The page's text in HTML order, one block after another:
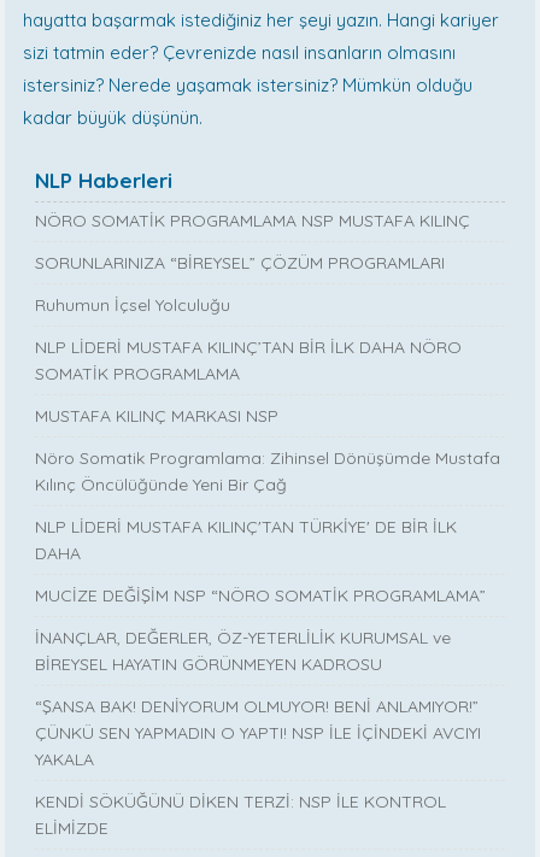
hayatta başarmak istediğiniz her şeyi yazın. Hangi kariyer
sizi tatmin eder? Çevrenizde nasıl insanların olmasını
istersiniz? Nerede yaşamak istersiniz? Mümkün olduğu
kadar büyük düşünün.
NLP Haberleri
NÖRO SOMATİK PROGRAMLAMA NSP MUSTAFA KILINÇ
SORUNLARINIZA “BİREYSEL” ÇÖZÜM PROGRAMLARI
Ruhumun İçsel Yolculuğu
NLP LİDERİ MUSTAFA KILINÇ’TAN BİR İLK DAHA NÖRO
SOMATİK PROGRAMLAMA
MUSTAFA KILINÇ MARKASI NSP
Nöro Somatik Programlama: Zihinsel Dönüşümde Mustafa
Kılınç Öncülüğünde Yeni Bir Çağ
NLP LİDERİ MUSTAFA KILINÇ'TAN TÜRKİYE' DE BİR İLK
DAHA
MUCİZE DEĞİŞİM NSP “NÖRO SOMATİK PROGRAMLAMA”
İNANÇLAR, DEĞERLER, ÖZ-YETERLİLİK KURUMSAL ve
BİREYSEL HAYATIN GÖRÜNMEYEN KADROSU
“ŞANSA BAK! DENİYORUM OLMUYOR! BENİ ANLAMIYOR!”
ÇÜNKÜ SEN YAPMADIN O YAPTI! NSP İLE İÇİNDEKİ AVCIYI
YAKALA
KENDİ SÖKÜĞÜNÜ DİKEN TERZİ: NSP İLE KONTROL
ELİMİZDE